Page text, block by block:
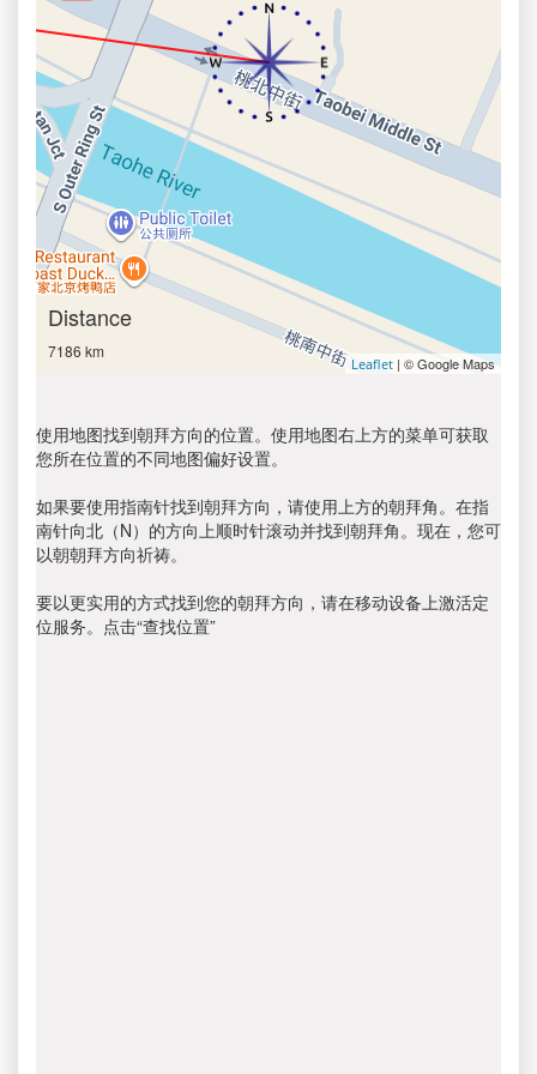
Distance
7186 km
Leaflet | © Google Maps
使用地图找到朝拜方向的位置。使用地图右上方的菜单可获取
您所在位置的不同地图偏好设置。
如果要使用指南针找到朝拜方向，请使用上方的朝拜角。在指
南针向北（N）的方向上顺时针滚动并找到朝拜角。现在，您可
以朝朝拜方向祈祷。
要以更实用的方式找到您的朝拜方向，请在移动设备上激活定
位服务。点击“查找位置”